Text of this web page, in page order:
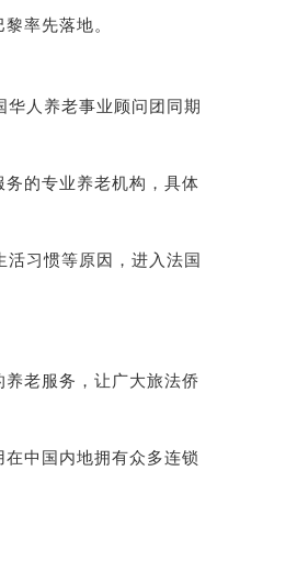
率先落地。
人养老事业顾问团同期
的专业养老机构，具体
习惯等原因，进入法国
老服务，让广大旅法侨
中国内地拥有众多连锁